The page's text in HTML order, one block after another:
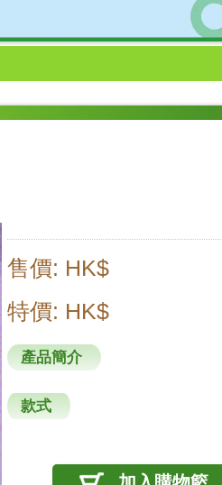
售價: HK$
特價: HK$
產品簡介
款式